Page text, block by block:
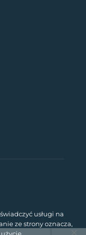
usługi na
ze strony oznacza,